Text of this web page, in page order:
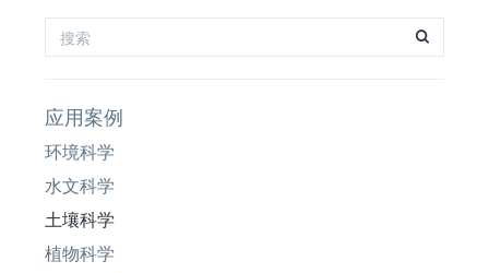
应用案例
环境科学
水文科学
土壤科学
植物科学